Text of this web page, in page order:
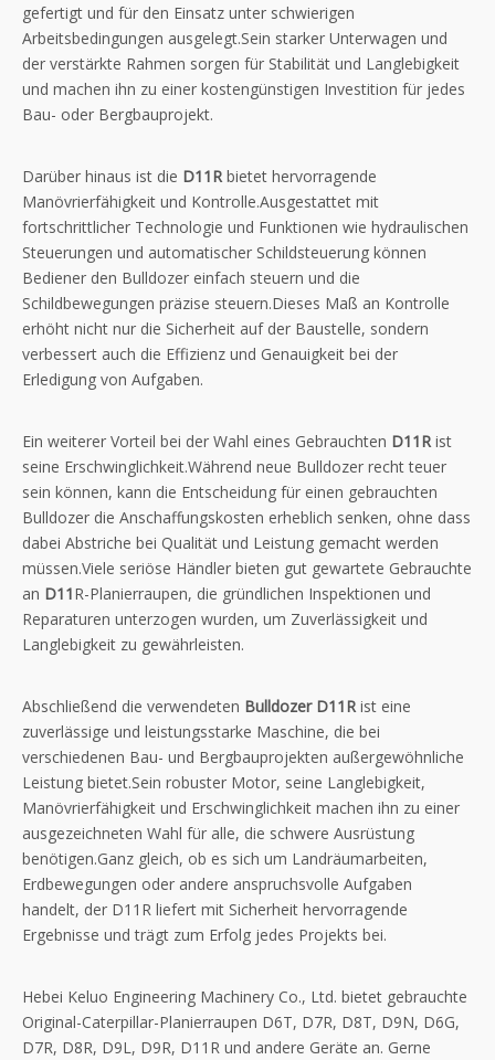
gefertigt und für den Einsatz unter schwierigen
Arbeitsbedingungen ausgelegt.Sein starker Unterwagen und
der verstärkte Rahmen sorgen für Stabilität und Langlebigkeit
und machen ihn zu einer kostengünstigen Investition für jedes
Bau- oder Bergbauprojekt.
Darüber hinaus ist die D11Rbietet hervorragende
Manövrierfähigkeit und Kontrolle.Ausgestattet mit
fortschrittlicher Technologie und Funktionen wie hydraulischen
Steuerungen und automatischer Schildsteuerung können
Bediener den Bulldozer einfach steuern und die
Schildbewegungen präzise steuern.Dieses Maß an Kontrolle
erhöht nicht nur die Sicherheit auf der Baustelle, sondern
verbessert auch die Effizienz und Genauigkeit bei der
Erledigung von Aufgaben.
Ein weiterer Vorteil bei der Wahl eines Gebrauchten D11Rist
seine Erschwinglichkeit.Während neue Bulldozer recht teuer
sein können, kann die Entscheidung für einen gebrauchten
Bulldozer die Anschaffungskosten erheblich senken, ohne dass
dabei Abstriche bei Qualität und Leistung gemacht werden
müssen.Viele seriöse Händler bieten gut gewartete Gebrauchte
an D11R-Planierraupen, die gründlichen Inspektionen und
Reparaturen unterzogen wurden, um Zuverlässigkeit und
Langlebigkeit zu gewährleisten.
Abschließend die verwendeten Bulldozer D11Rist eine
zuverlässige und leistungsstarke Maschine, die bei
verschiedenen Bau- und Bergbauprojekten außergewöhnliche
Leistung bietet.Sein robuster Motor, seine Langlebigkeit,
Manövrierfähigkeit und Erschwinglichkeit machen ihn zu einer
ausgezeichneten Wahl für alle, die schwere Ausrüstung
benötigen.Ganz gleich, ob es sich um Landräumarbeiten,
Erdbewegungen oder andere anspruchsvolle Aufgaben
handelt, der D11R liefert mit Sicherheit hervorragende
Ergebnisse und trägt zum Erfolg jedes Projekts bei.
Hebei Keluo Engineering Machinery Co., Ltd. bietet gebrauchte
Original-Caterpillar-Planierraupen D6T, D7R, D8T, D9N, D6G,
D7R, D8R, D9L, D9R, D11R und andere Geräte an. Gerne